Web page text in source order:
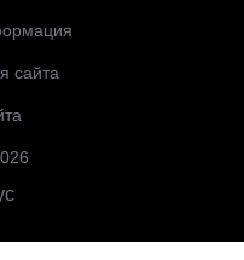
сайта